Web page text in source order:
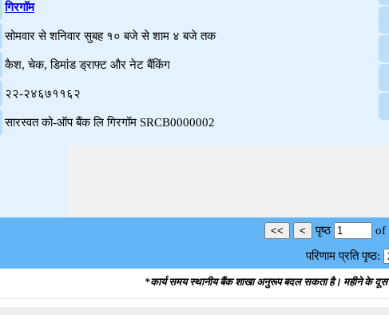
गिरगॉम
सोमवार से शनिवार सुबह १० बजे से शाम ४ बजे तक
कैश, चेक, डिमांड ड्राफ्ट और नेट बैंकिंग
२२-२४६७११६२
सारस्वत को-ऑप बैंक लि गिरगॉम SRCB0000002
पृष्ठ of
परिणाम प्रति पृष्ठ:
*कार्य समय स्थानीय बैंक शाखा अनुरूप बदल सकता है। महीने के